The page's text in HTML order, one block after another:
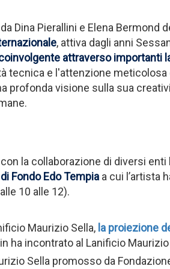
Dina Pierallini e Elena Bermond
, attiva dagli anni
attraverso importanti
tecnica e l'attenzione
profonda visione sulla sua
la collaborazione di diversi enti
Fondo Edo Tempia a cui l’artista
10 alle 12).
Maurizio Sella, la proiezione
ha incontrato al Lanificio
Sella promosso da